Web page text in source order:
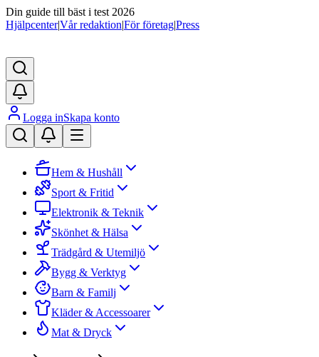
Din guide till bäst i test 2026
Hjälpcenter|Vår redaktion|För företag|Press
Logga inSkapa konto
Hem & Hushåll
Sport & Fritid
Elektronik & Teknik
Skönhet & Hälsa
Trädgård & Utemiljö
Bygg & Verktyg
Barn & Familj
Kläder & Accessoarer
Mat & Dryck